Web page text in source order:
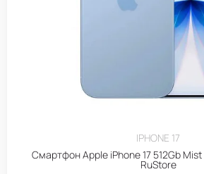
IPHONE 17
Смартфон Apple iPhone 17 512Gb
RuStore